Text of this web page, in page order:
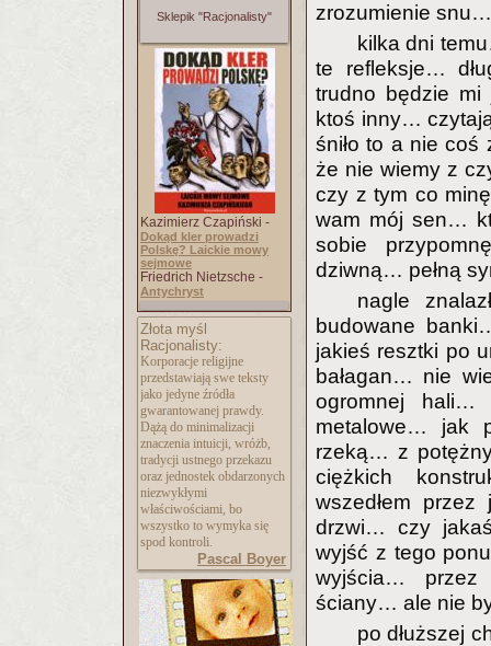
Sklepik "Racjonalisty"
Kazimierz Czapiński -
Dokąd kler prowadzi
Polskę? Laickie mowy
sejmowe
Friedrich Nietzsche -
Antychryst
Złota myśl
Racjonalisty:
Korporacje religijne
przedstawiają swe teksty
jako jedyne źródła
gwarantowanej prawdy.
Dążą do minimalizacji
znaczenia intuicji, wróżb,
tradycji ustnego przekazu
oraz jednostek obdarzonych
niezwykłymi
właściwościami, bo
wszystko to wymyka się
spod kontroli.
Pascal Boyer
zrozumienie
kilka dni
te refleksje…
trudno będzie
ktoś inny…
śniło to a nie
że nie wiemy z
czy z tym co
wam mój sen…
sobie
dziwną… pełną
nagle
budowane
jakieś resztki po
bałagan… nie
ogromnej hali…
metalowe… jak
rzeką… z
ciężkich
wszedłem
drzwi… czy
wyjść z tego
wyjścia… przez
ściany… ale nie
po dłuższej